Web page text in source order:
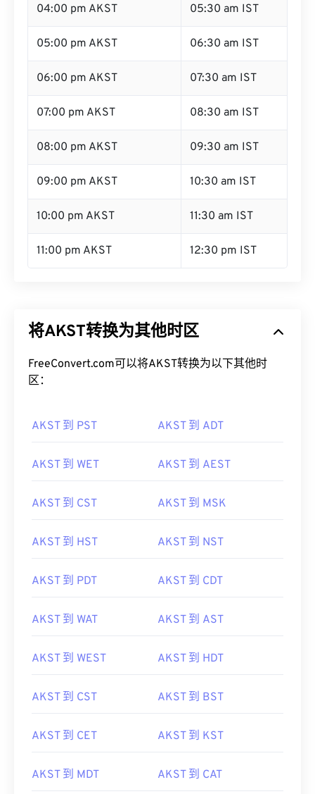
04:00 pm AKST 05:30 am IST
05:00 pm AKST 06:30 am IST
06:00 pm AKST 07:30 am IST
07:00 pm AKST 08:30 am IST
08:00 pm AKST 09:30 am IST
09:00 pm AKST 10:30 am IST
10:00 pm AKST 11:30 am IST
11:00 pm AKST 12:30 pm IST
将AKST转换为其他时区
FreeConvert.com可以将AKST转换为以下其他时
区：
AKST 到 PST AKST 到 ADT
AKST 到 WET AKST 到 AEST
AKST 到 CST AKST 到 MSK
AKST 到 HST AKST 到 NST
AKST 到 PDT AKST 到 CDT
AKST 到 WAT AKST 到 AST
AKST 到 WEST AKST 到 HDT
AKST 到 CST AKST 到 BST
AKST 到 CET AKST 到 KST
AKST 到 MDT AKST 到 CAT